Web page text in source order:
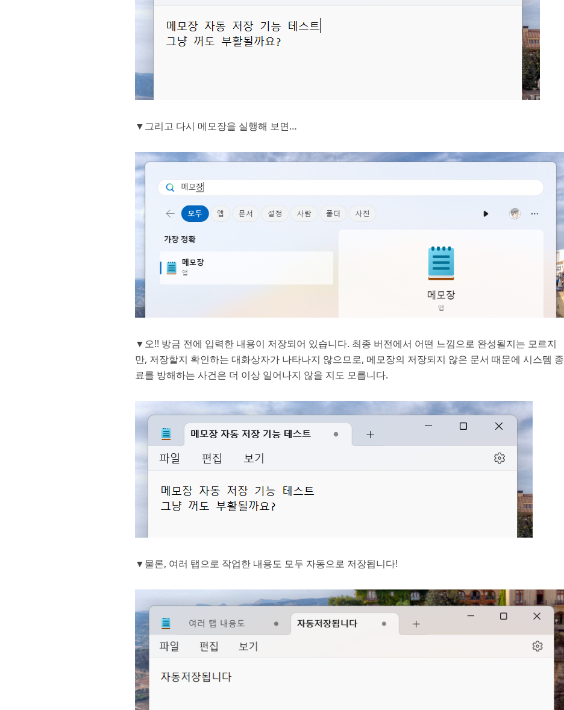
▼그리고 다시 메모장을 실행해 보면…
▼오!! 방금 전에 입력한 내용이 저장되어 있습니다. 최종 버전에서 어떤 느낌으로 완성될지는 모르지
만, 저장할지 확인하는 대화상자가 나타나지 않으므로, 메모장의 저장되지 않은 문서 때문에 시스템 종
료를 방해하는 사건은 더 이상 일어나지 않을 지도 모릅니다.
▼물론, 여러 탭으로 작업한 내용도 모두 자동으로 저장됩니다!